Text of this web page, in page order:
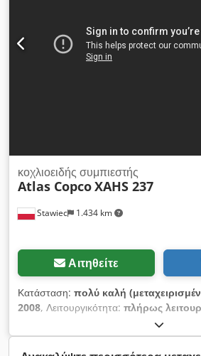
τους συνδέσμους προς τα βίντεο.
Stawiec 1.434 km
κοχλιοειδής συμπιεστής
Atlas CopcoXAHS 237
Αιτηθείτε
Κατάσταση: πολύ καλή
2008, Λειτουργικότητα: πλήρως
συμπιεστής ATLAS COPCO XAHS237,
ψύκτη, μετά από πλήρη συντήρηση.
Παραγωγικότητα: 14,20 m3/λεπτό. Πίεση